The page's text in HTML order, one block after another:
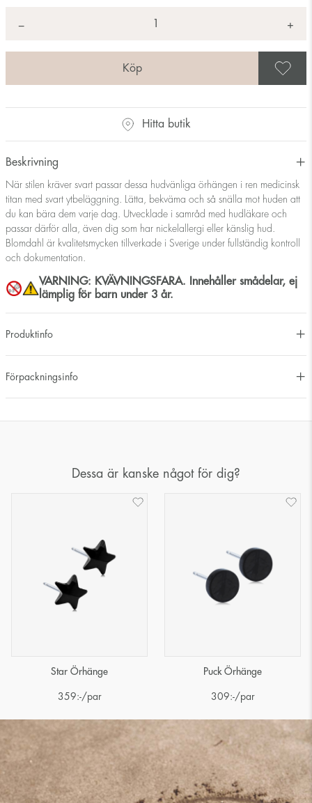
− +
Hitta butik
Beskrivning
När stilen kräver svart passar dessa hudvänliga örhängen i ren medicinsk
titan med svart ytbeläggning. Lätta, bekväma och så snälla mot huden att
du kan bära dem varje dag. Utvecklade i samråd med hudläkare och
passar därför alla, även dig som har nickelallergi eller känslig hud.
Blomdahl är kvalitetsmycken tillverkade i Sverige under fullständig kontroll
och dokumentation.
VARNING: KVÄVNINGSFARA. Innehåller smådelar, ej
lämplig för barn under 3 år.
Produktinfo
Förpackningsinfo
Dessa är kanske något för dig?
Star Örhänge
359:-/par
Puck Örhänge
309:-/par